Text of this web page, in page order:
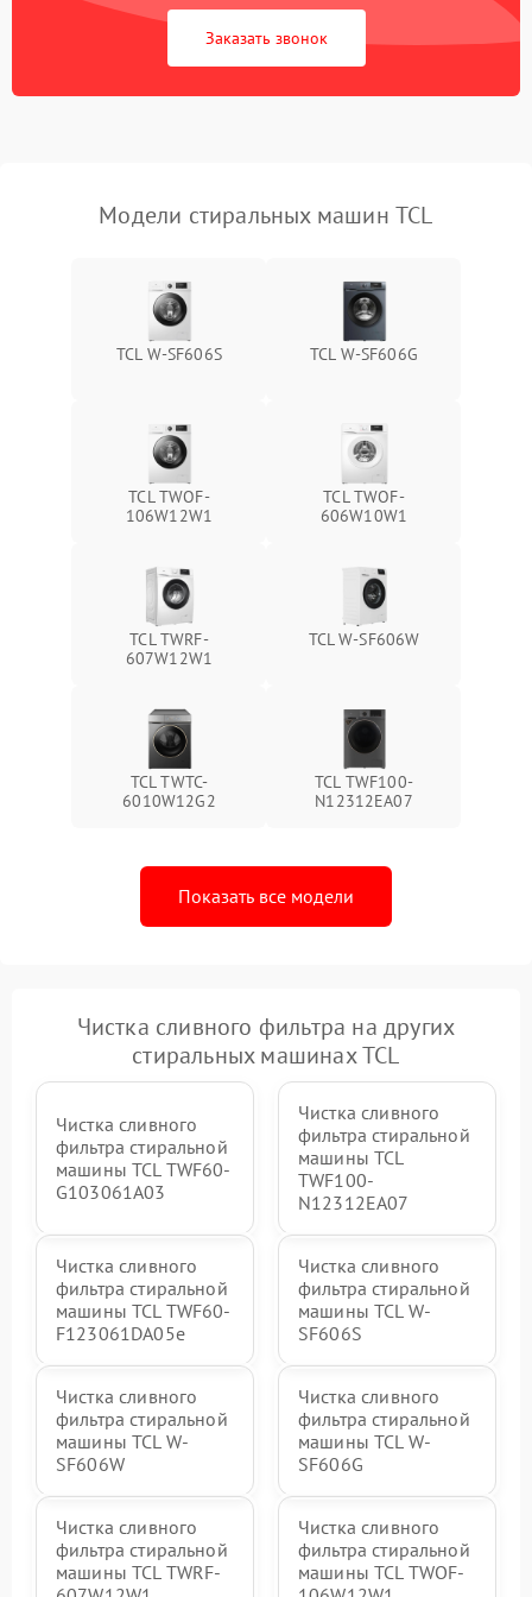
Заказать звонок
Модели стиральных машин TCL
TCL W-SF606S TCL W-SF606G
TCL TWOF-
106W12W1
TCL TWOF-
606W10W1
TCL TWRF-
607W12W1
TCL W-SF606W
TCL TWTC-
6010W12G2
TCL TWF100-
N12312EA07
Показать все модели
Чистка сливного фильтра на других
стиральных машинах TCL
Чистка сливного
фильтра стиральной
машины TCL TWF60-
G103061A03
Чистка сливного
фильтра стиральной
машины TCL
TWF100-
N12312EA07
Чистка сливного
фильтра стиральной
машины TCL TWF60-
F123061DA05e
Чистка сливного
фильтра стиральной
машины TCL W-
SF606S
Чистка сливного
фильтра стиральной
машины TCL W-
SF606W
Чистка сливного
фильтра стиральной
машины TCL W-
SF606G
Чистка сливного
фильтра стиральной
машины TCL TWRF-
Чистка сливного
фильтра стиральной
машины TCL TWOF-